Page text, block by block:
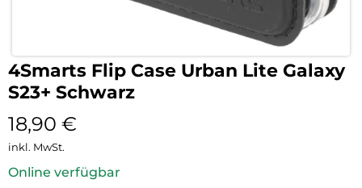
4Smarts Flip Case Urban Lite Galaxy
S23+ Schwarz
18,90 €
inkl. MwSt.
Online verfügbar